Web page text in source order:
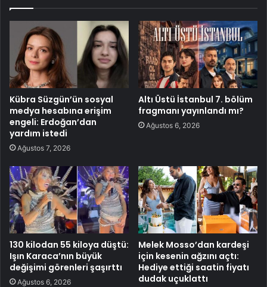
Kübra Süzgün’ün sosyal
medya hesabına erişim
engeli: Erdoğan’dan
yardım istedi
Ağustos 7, 2026
Altı Üstü İstanbul 7. bölüm
fragmanı yayınlandı mı?
Ağustos 6, 2026
130 kilodan 55 kiloya düştü:
Işın Karaca’nın büyük
değişimi görenleri şaşırttı
Ağustos 6, 2026
Melek Mosso’dan kardeşi
için kesenin ağzını açtı:
Hediye ettiği saatin fiyatı
dudak uçuklattı